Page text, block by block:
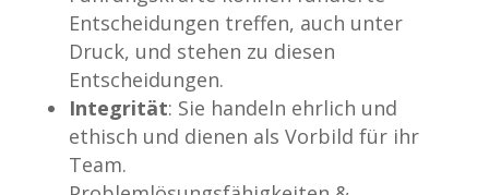
Entscheidungen treffen, auch unter
Druck, und stehen zu diesen
Entscheidungen.
Integrität: Sie handeln ehrlich und
ethisch und dienen als Vorbild für ihr
Team.